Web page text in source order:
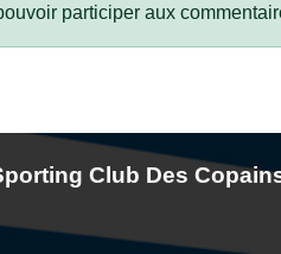
participer aux
Club Des